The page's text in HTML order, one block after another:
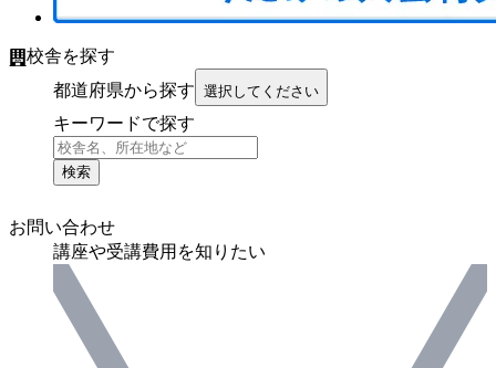
校舎を探す
都道府県から探す 選択してください
キーワードで探す
検索
お問い合わせ
講座や受講費用を知りたい